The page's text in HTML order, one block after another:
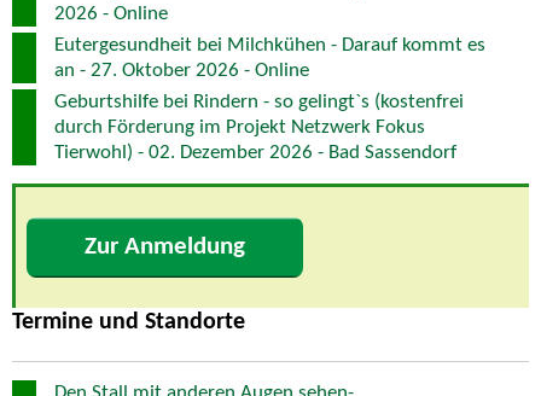
2026 - Online
Eutergesundheit bei Milchkühen - Darauf kommt es
an - 27. Oktober 2026 - Online
Geburtshilfe bei Rindern - so gelingt`s (kostenfrei
durch Förderung im Projekt Netzwerk Fokus
Tierwohl) - 02. Dezember 2026 - Bad Sassendorf
Zur Anmeldung
Termine und Standorte